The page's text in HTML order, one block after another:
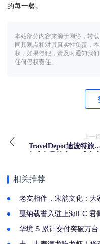
的每一餐。
本站部分内容来源于网络，转
同其观点和对其真实性负责，
权，如果侵犯，请及时通知我
任何侵权责任。
上一
TravelDepot迪波特旅
相关推荐
老友相伴，宋韵文化：大
戛纳载誉入驻上海IFC 君
华境 S 累计交付突破万